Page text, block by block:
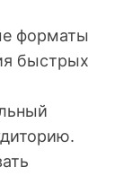
форматы
быстрых